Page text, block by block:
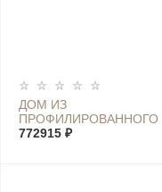
ДОМ ИЗ
ПРОФИЛИРОВАННОГО
БРУСА ШВЕЦИЯ XL 7М Х
772915 ₽